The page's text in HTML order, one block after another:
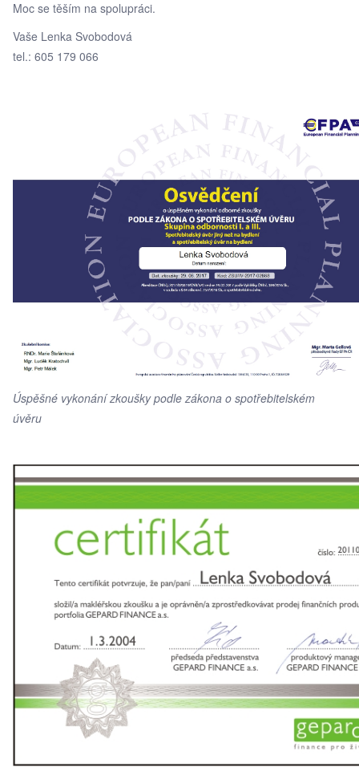
Moc se těším na spolupráci.
Vaše Lenka Svobodová
tel.: 605 179 066
Úspěšné vykonání zkoušky podle zákona o spotřebitelském
úvěru